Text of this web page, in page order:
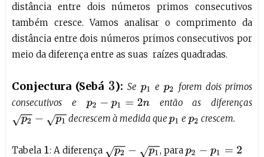
distância entre dois números primos consecutivos
também cresce. Vamos analisar o comprimento da
distância entre dois números primos consecutivos por
meio da diferença entre as suas raízes quadradas.
Conjectura (Sebá 3): Se p1 e p2 forem dois primos
consecutivos e p2 −p1 =2 n
então as diferenças
p 2−p1 decrescem à medida que p1 e p2 crescem.
Tabela 1: A diferença p 2−p1 , para p2 −p1 =2